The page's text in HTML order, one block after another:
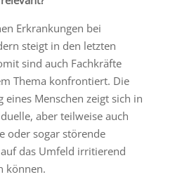
Erkrankungen bei
steigt in den letzten
sind auch Fachkräfte
Thema konfrontiert. Die
eines Menschen zeigt sich in
aber teilweise auch
oder sogar störende
das Umfeld irritierend
können.